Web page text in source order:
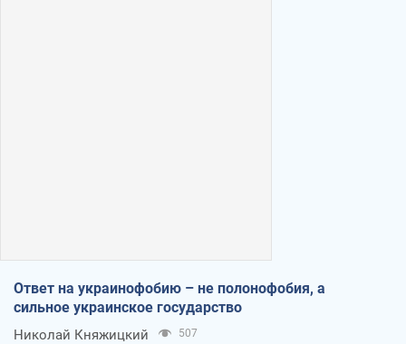
Ответ на украинофобию – не полонофобия, а
сильное украинское государство
Николай Княжицкий 507